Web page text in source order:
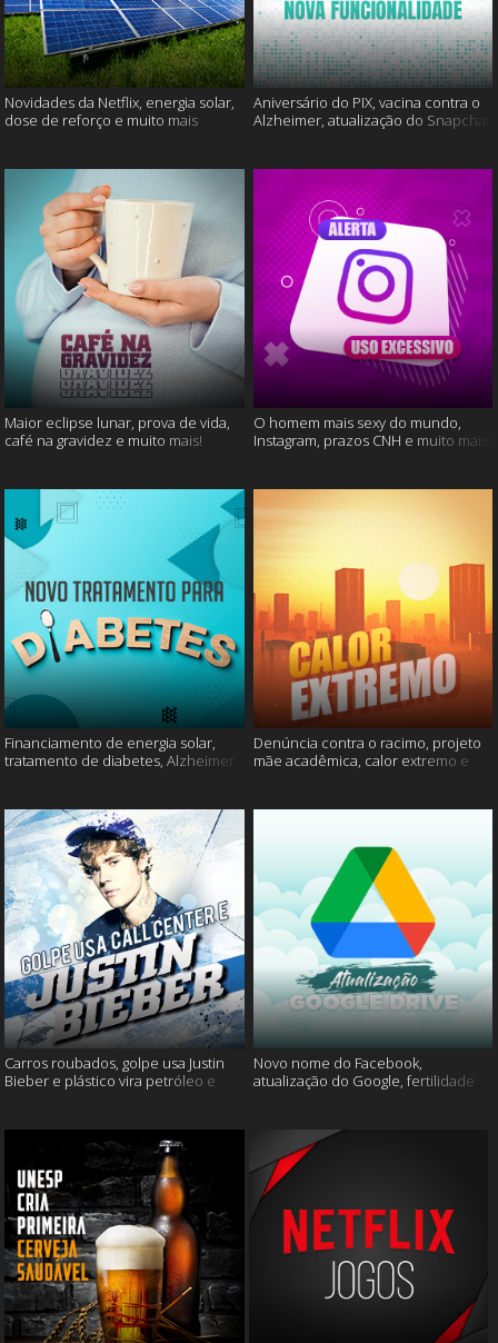
Novidades da Netflix, energia solar,
dose de reforço e muito mais
Aniversário do PIX, vacina contra o
Alzheimer, atualização do Snapchat
Maior eclipse lunar, prova de vida,
café na gravidez e muito mais!
O homem mais sexy do mundo,
Instagram, prazos CNH e muito mais!
Financiamento de energia solar,
tratamento de diabetes, Alzheimer
Denúncia contra o racimo, projeto
mãe acadêmica, calor extremo e
Carros roubados, golpe usa Justin
Bieber e plástico vira petróleo e
Novo nome do Facebook,
atualização do Google, fertilidade